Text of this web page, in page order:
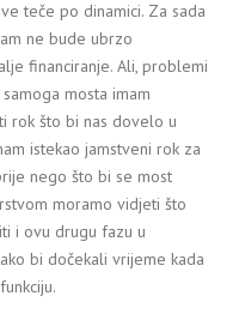
teče po dinamici. Za sada
ne bude ubrzo
financiranje. Ali, problemi
mosta imam
rok što bi nas dovelo u
istekao jamstveni rok za
nego što bi se most
moramo vidjeti što
i ovu drugu fazu u
bi dočekali vrijeme kada